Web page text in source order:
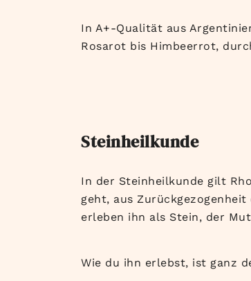
In A+-Qualität aus
Rosarot bis Himbeerrot,
Steinheilkunde
In der Steinheilkunde gilt
geht, aus
erleben ihn als Stein, der
Wie du ihn erlebst, ist ganz